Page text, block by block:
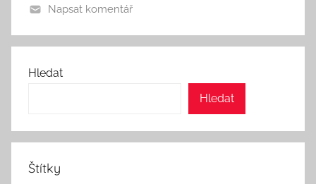
e
T
Napsat komentář
Hledat
Hledat
Štítky